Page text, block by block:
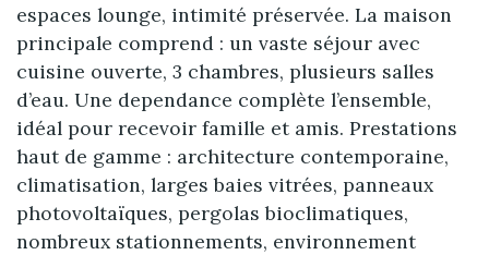
espaces lounge, intimité préservée. La maison
principale comprend : un vaste séjour avec
cuisine ouverte, 3 chambres, plusieurs salles
d’eau. Une dependance complète l’ensemble,
idéal pour recevoir famille et amis. Prestations
haut de gamme : architecture contemporaine,
climatisation, larges baies vitrées, panneaux
photovoltaïques, pergolas bioclimatiques,
nombreux stationnements, environnement